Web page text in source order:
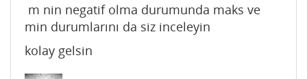
m nin negatif olma durumunda maks ve
min durumlarını da siz inceleyin
kolay gelsin